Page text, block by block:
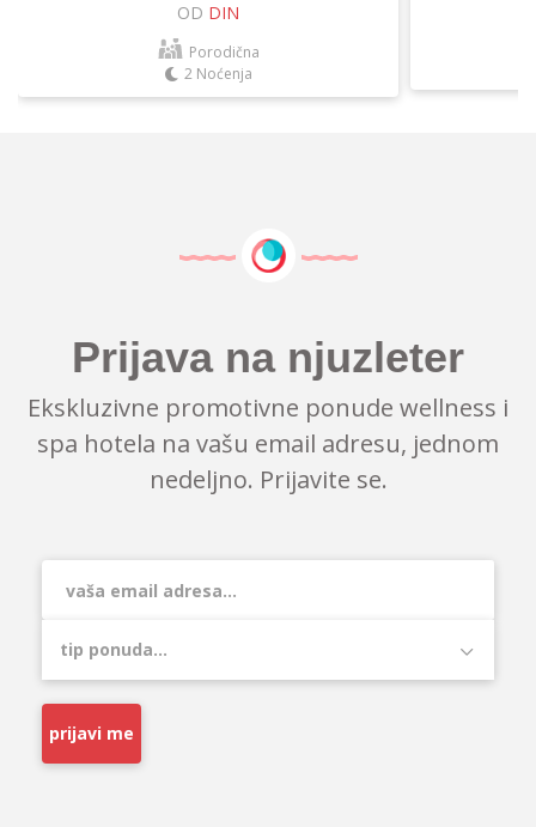
OD DIN
Porodična
2 Noćenja
Prijava na njuzleter
Ekskluzivne promotivne ponude wellness i
spa hotela na vašu email adresu, jednom
nedeljno. Prijavite se.
prijavi me